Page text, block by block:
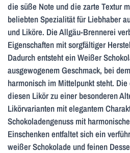
die süße Note und die zarte Textur
beliebten Spezialität für Liebhaber
und Liköre. Die Allgäu-Brennerei
Eigenschaften mit sorgfältiger
Dadurch entsteht ein Weißer
ausgewogenem Geschmack, bei
harmonisch im Mittelpunkt steht.
diesen Likör zu einer besonderen
Likörvarianten mit elegantem
Schokoladengenuss mit
Einschenken entfaltet sich ein
weißer Schokolade und feinen